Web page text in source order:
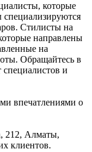
которые
специализируются
Стилисты на
направлены
на
Обращайтесь в
и
впечатлениями о
212, Алматы,
клиентов.